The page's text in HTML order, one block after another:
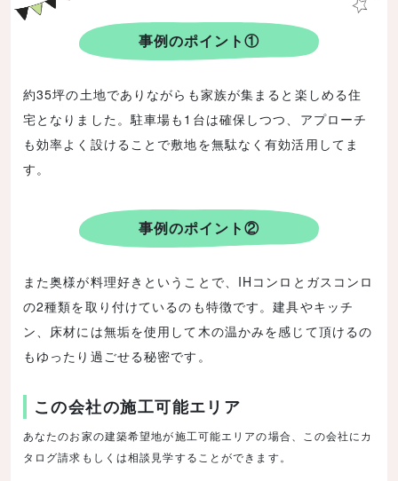
事例のポイント①
約35坪の土地でありながらも家族が集まると楽しめる住
宅となりました。駐車場も1台は確保しつつ、アプローチ
も効率よく設けることで敷地を無駄なく有効活用してま
す。
事例のポイント②
また奥様が料理好きということで、IHコンロとガスコンロ
の2種類を取り付けているのも特徴です。建具やキッチ
ン、床材には無垢を使用して木の温かみを感じて頂けるの
もゆったり過ごせる秘密です。
この会社の施工可能エリア
あなたのお家の建築希望地が施工可能エリアの場合、この会社にカ
タログ請求もしくは相談見学することができます。